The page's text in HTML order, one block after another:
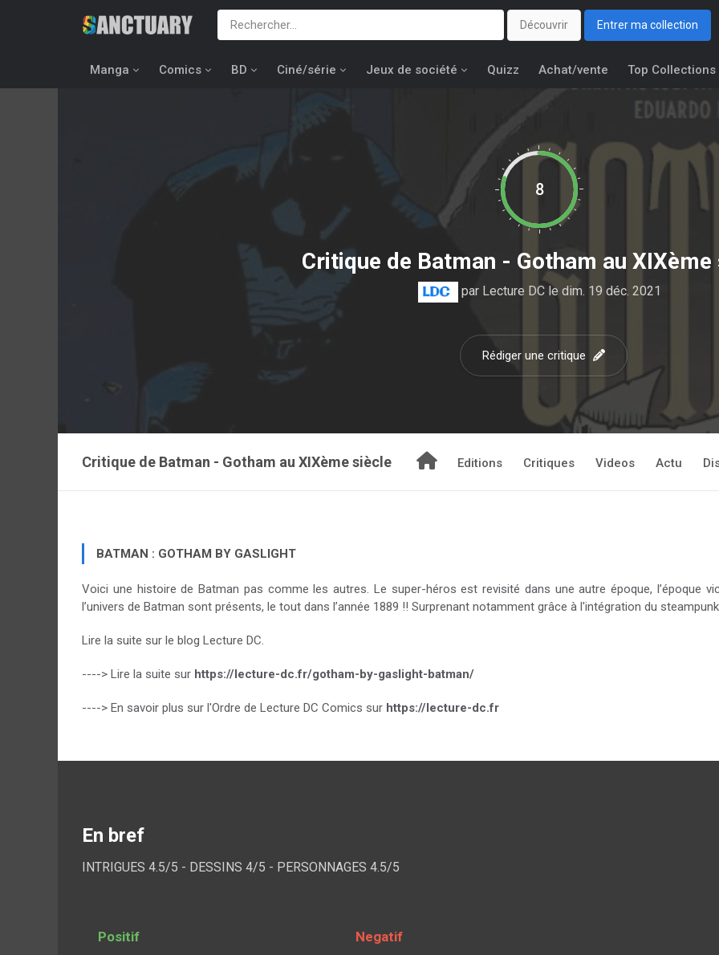
Découvrir Entrer ma collection
Manga Comics BD Ciné/série Jeux de société Quizz Achat/vente Top Collections
8
Critique de Batman - Gotham au
par Lecture DCle dim. 19 déc. 2021
Rédiger une critique
Critique de Batman - Gotham au XIXème siècle Editions Critiques Videos Actu
BATMAN : GOTHAM BY GASLIGHT
Voici une histoire de Batman pas comme les autres. Le super-héros est revisité dans une autre époque, l’époque
l’univers de Batman sont présents, le tout dans l’année 1889 !! Surprenant notamment grâce à l'intégration du
Lire la suite sur le blog Lecture DC.
----> Lire la suite sur https://lecture-dc.fr/gotham-by-gaslight-batman/
----> En savoir plus sur l'Ordre de Lecture DC Comics sur https://lecture-dc.fr
En bref
INTRIGUES 4.5/5 - DESSINS 4/5 - PERSONNAGES 4.5/5
Positif Negatif